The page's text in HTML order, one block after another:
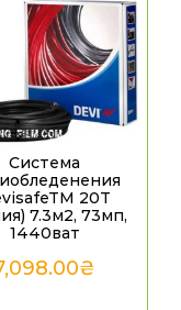
Система
20T
7.3м2, 73мп,
1440ват
₴